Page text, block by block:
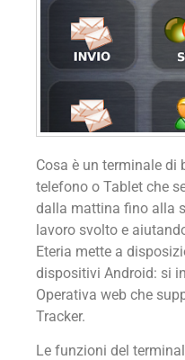
Cosa è un terminale di
telefono o Tablet che
dalla mattina fino alla
lavoro svolto e
Eteria mette a
dispositivi Android: si
Operativa web che
Tracker.
Le funzioni del